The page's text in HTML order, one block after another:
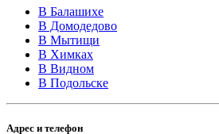
В Балашихе
В Домодедово
В Мытищи
В Химках
В Видном
В Подольске
Адрес и телефон